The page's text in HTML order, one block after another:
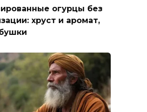
огурцы без
хруст и аромат,